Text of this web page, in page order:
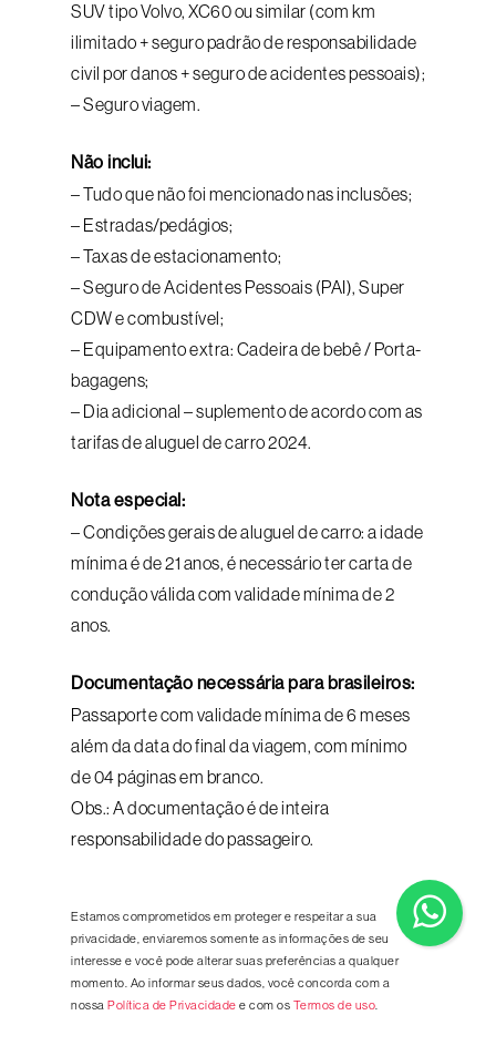
SUV tipo Volvo, XC60 ou similar (com km
ilimitado + seguro padrão de responsabilidade
civil por danos + seguro de acidentes pessoais);
– Seguro viagem.
Não inclui:
– Tudo que não foi mencionado nas inclusões;
– Estradas/pedágios;
– Taxas de estacionamento;
– Seguro de Acidentes Pessoais (PAI), Super
CDW e combustível;
– Equipamento extra: Cadeira de bebê / Porta-
bagagens;
– Dia adicional – suplemento de acordo com as
tarifas de aluguel de carro 2024.
Nota especial:
– Condições gerais de aluguel de carro: a idade
mínima é de 21 anos, é necessário ter carta de
condução válida com validade mínima de 2
anos.
Documentação necessária para brasileiros:
Passaporte com validade mínima de 6 meses
além da data do final da viagem, com mínimo
de 04 páginas em branco.
Obs.: A documentação é de inteira
responsabilidade do passageiro.
Estamos comprometidos em proteger e respeitar a sua
privacidade, enviaremos somente as informações de seu
interesse e você pode alterar suas preferências a qualquer
momento. Ao informar seus dados, você concorda com a
nossa Política de Privacidade e com os Termos de uso